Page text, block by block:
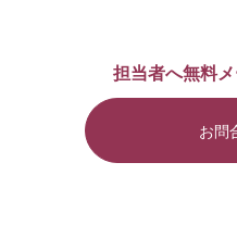
担当者へ無料
お問